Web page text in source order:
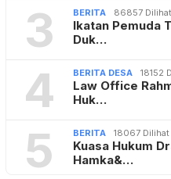
3 BERITA 86857 Dilihat
Ikatan Pemuda
Duk…
4 BERITA DESA 18152
Law Office
Huk…
5 BERITA 18067 Dilihat
Kuasa Hukum
Hamka&…